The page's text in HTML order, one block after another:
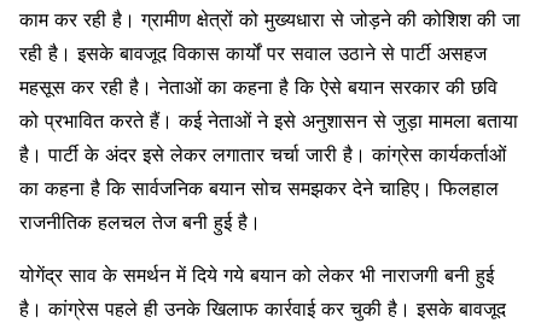
काम कर रही है। ग्रामीण क्षेत्रों को मुख्यधारा से जोड़ने की कोशिश की जा
रही है। इसके बावजूद विकास कार्यों पर सवाल उठाने से पार्टी असहज
महसूस कर रही है। नेताओं का कहना है कि ऐसे बयान सरकार की छवि
को प्रभावित करते हैं। कई नेताओं ने इसे अनुशासन से जुड़ा मामला बताया
है। पार्टी के अंदर इसे लेकर लगातार चर्चा जारी है। कांग्रेस कार्यकर्ताओं
का कहना है कि सार्वजनिक बयान सोच समझकर देने चाहिए। फिलहाल
राजनीतिक हलचल तेज बनी हुई है।
योगेंद्र साव के समर्थन में दिये गये बयान को लेकर भी नाराजगी बनी हुई
है। कांग्रेस पहले ही उनके खिलाफ कार्रवाई कर चुकी है। इसके बावजूद